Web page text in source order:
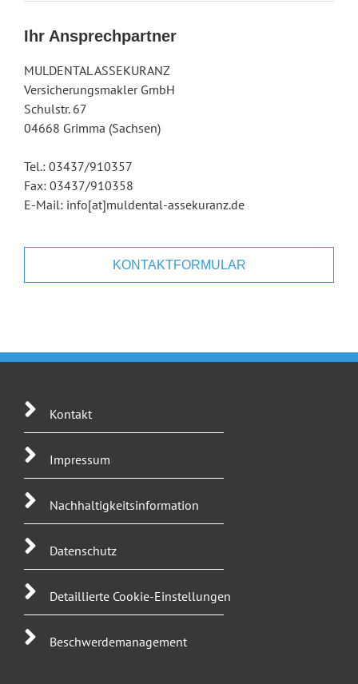
Ihr Ansprechpartner
MULDENTAL ASSEKURANZ
Versicherungsmakler GmbH
Schulstr. 67
04668 Grimma (Sachsen)
Tel.: 03437/910357
Fax: 03437/910358
E-Mail: info[at]muldental-assekuranz.de
KONTAKTFORMULAR
Kontakt
Impressum
Nachhaltigkeitsinformation
Datenschutz
Detaillierte Cookie-Einstellungen
Beschwerdemanagement